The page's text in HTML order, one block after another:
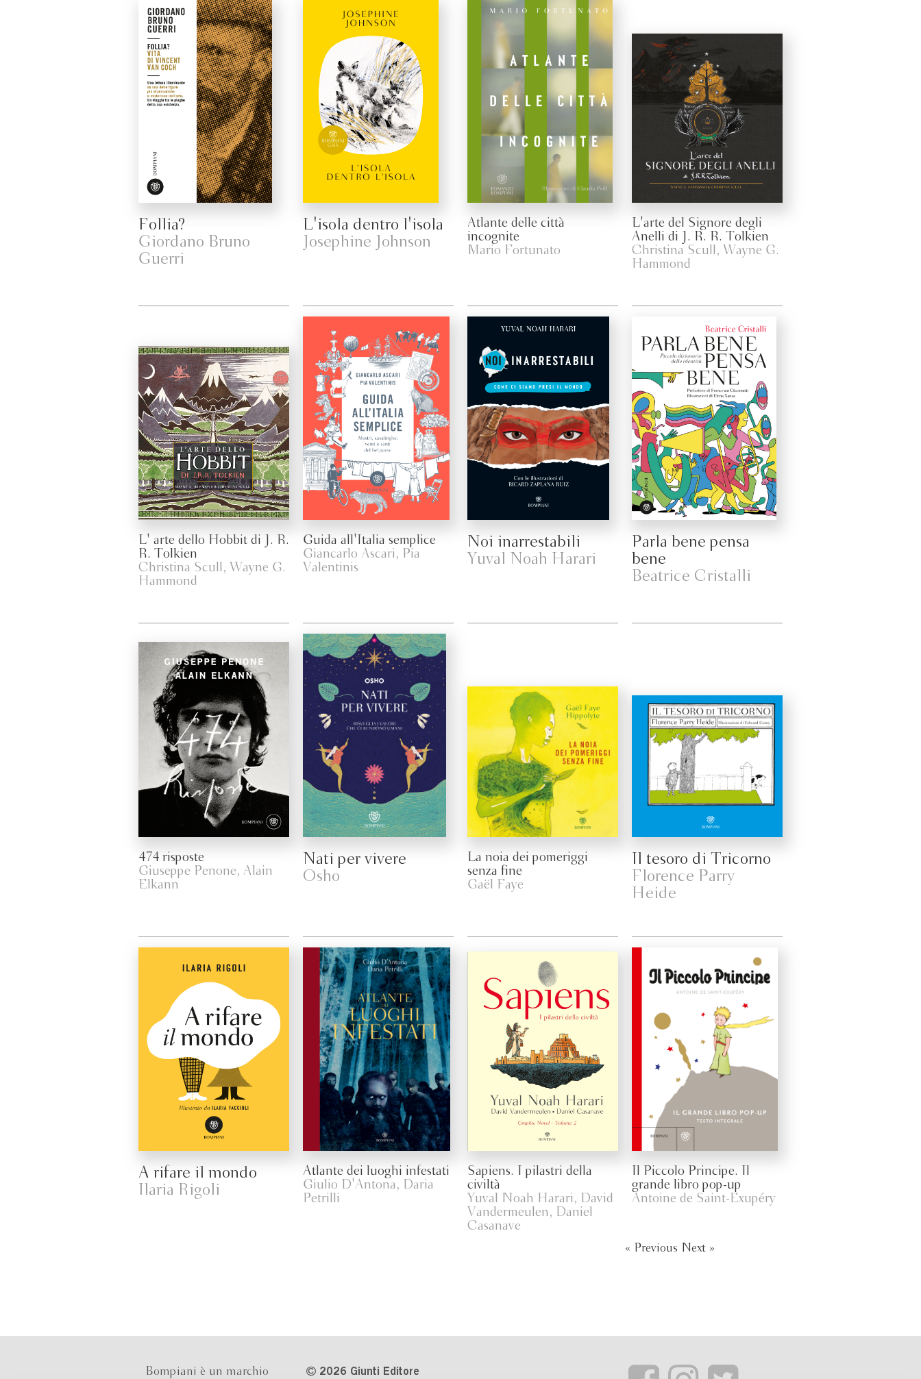
Follia?
Giordano Bruno
Guerri
L'isola dentro l'isola
Josephine Johnson
Atlante delle città
incognite
Mario Fortunato
L'arte del Signore degli
Anelli di J. R. R. Tolkien
Christina Scull, Wayne G.
Hammond
L' arte dello Hobbit di J. R.
R. Tolkien
Christina Scull, Wayne G.
Hammond
Guida all'Italia semplice
Giancarlo Ascari, Pia
Valentinis
Noi inarrestabili
Yuval Noah Harari
Parla bene pensa
bene
Beatrice Cristalli
474 risposte
Giuseppe Penone, Alain
Elkann
Nati per vivere
Osho
La noia dei pomeriggi
senza fine
Gaël Faye
Il tesoro di Tricorno
Florence Parry
Heide
A rifare il mondo
Ilaria Rigoli
Atlante dei luoghi infestati
Giulio D'Antona, Daria
Petrilli
Sapiens. I pilastri della
civiltà
Yuval Noah Harari, David
Vandermeulen, Daniel
Casanave
Il Piccolo Principe. Il
grande libro pop-up
Antoine de Saint-Exupéry
« Previous Next »
Bompiani è un marchio 2026 Giunti Editore